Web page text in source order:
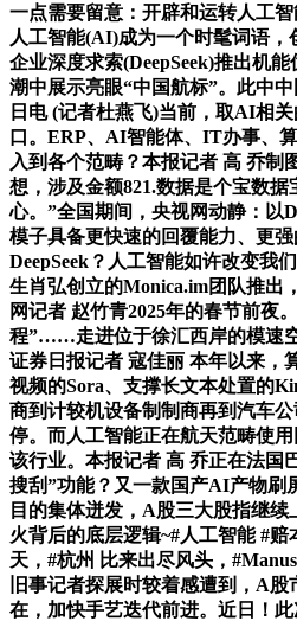
一点需要留意：开辟和运转人工
人工智能(AI)成为一个时髦词语
企业深度求索(DeepSeek)推出机
潮中展示亮眼“中国航标”。此中
日电 (记者杜燕飞)当前，取AI相
口。ERP、AI智能体、IT办事、
入到各个范畴？本报记者 高 乔制
想，涉及金额821.数据是个宝数
心。”全国期间，央视网动静：以
模子具备更快速的回覆能力、更
DeepSeek？人工智能如许改变我
生肖弘创立的Monica.im团队推出
网记者 赵竹青2025年的春节前夜
程”……走进位于徐汇西岸的模速
证券日报记者 寇佳丽 本年以来，
视频的Sora、支撑长文本处置的
商到计较机设备制制商再到汽车
停。而人工智能正在航天范畴使
该行业。本报记者 高 乔正在法国
搜刮”功能？又一款国产AI产物刷
目的集体迸发，A股三大股指继
火背后的底层逻辑~#人工智能 #
天，#杭州 比来出尽风头，
旧事记者探展时较着感遭到，A
在，加快手艺迭代前进。近日！